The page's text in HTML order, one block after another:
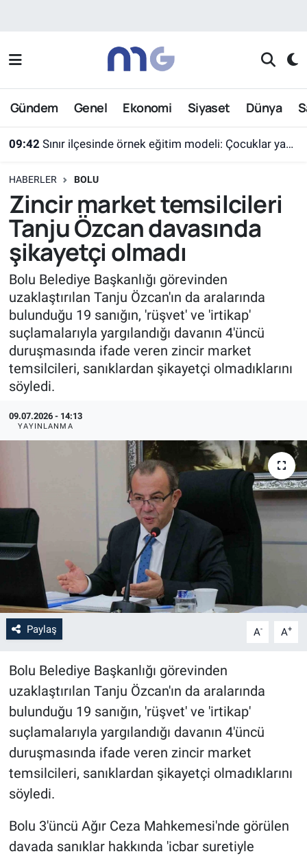
Gündem Genel Ekonomi Siyaset Dünya
09:42 Sınır ilçesinde örnek eğitim modeli: Çocuklar yazın ekran yerine etkinlikleri seçti
HABERLER BOLU
Zincir market temsilcileri
Tanju Özcan davasında
şikayetçi olmadı
Bolu Belediye Başkanlığı görevinden
uzaklaştırılan Tanju Özcan'ın da aralarında
bulunduğu 19 sanığın, 'rüşvet' ve 'irtikap'
suçlamalarıyla yargılandığı davanın 4'üncü
duruşmasında ifade veren zincir market
temsilcileri, sanıklardan şikayetçi olmadıklarını
söyledi.
09.07.2026 - 14:13
YAYINLANMA
Paylaş A- A+
Bolu Belediye Başkanlığı görevinden
uzaklaştırılan Tanju Özcan'ın da aralarında
bulunduğu 19 sanığın, 'rüşvet' ve 'irtikap'
suçlamalarıyla yargılandığı davanın 4'üncü
duruşmasında ifade veren zincir market
temsilcileri, sanıklardan şikayetçi olmadıklarını
söyledi.
Bolu 3'üncü Ağır Ceza Mahkemesi'nde görülen
davada sanıklar hakkında 'icbar suretiyle
Nöbetçi Eczaneler
Hava Durumu
Süper Lig Puan Durumu ve Fikstür
Tüm Manşetler
Son Dakika Haberleri
Haber Arşivi